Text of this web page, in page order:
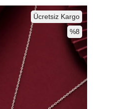
Ücretsiz Kargo
%8